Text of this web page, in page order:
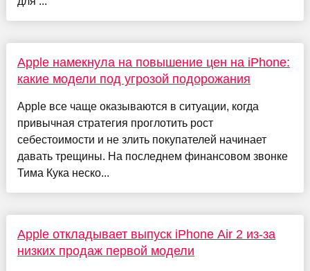
Apple намекнула на повышение цен на iPhone:
какие модели под угрозой подорожания
Apple все чаще оказываются в ситуации, когда
привычная стратегия проглотить рост
себестоимости и не злить покупателей начинает
давать трещины. На последнем финансовом звонке
Тима Кука неско...
Apple откладывает выпуск iPhone Air 2 из-за
низких продаж первой модели